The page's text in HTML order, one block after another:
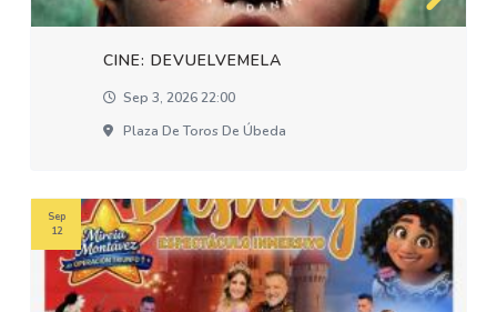
CINE: DEVUELVEMELA
Sep 3, 2026 22:00
Plaza De Toros De Úbeda
Sep
12